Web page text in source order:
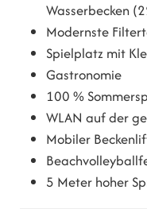
Wasserbecken
Modernste
Spielplatz mit
Gastronomie
100 %
WLAN auf der
Mobiler
5 Meter hoher